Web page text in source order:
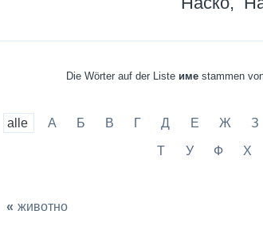
Die Wörter auf der Liste имеstammen
alle А Б В Г Д Е Ж З
Т У Ф Х
« животно